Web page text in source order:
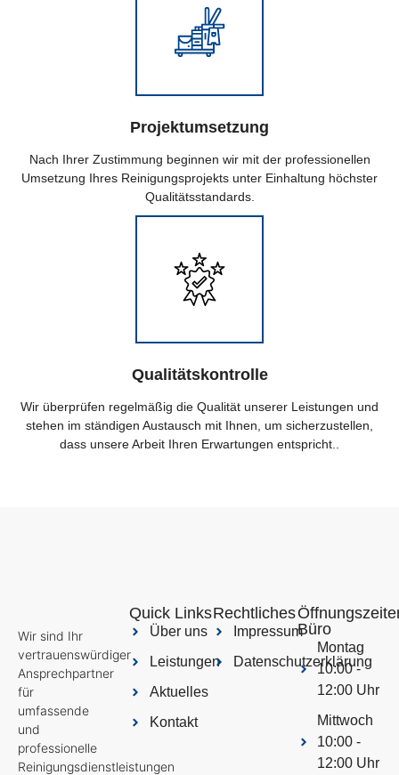
Projektumsetzung
Nach Ihrer Zustimmung beginnen wir mit der professionellen
Umsetzung Ihres Reinigungsprojekts unter Einhaltung höchster
Qualitätsstandards.
Qualitätskontrolle
Wir überprüfen regelmäßig die Qualität unserer Leistungen und
stehen im ständigen Austausch mit Ihnen, um sicherzustellen,
dass unsere Arbeit Ihren Erwartungen entspricht..
Wir sind Ihr
vertrauenswürdiger
Ansprechpartner
für
umfassende
und
professionelle
Reinigungsdienstleistungen
Quick Links
Über uns
Leistungen
Aktuelles
Kontakt
Rechtliches
Impressum
Datenschutzerklärung
Büro
Montag
10:00 -
12:00 Uhr
Mittwoch
10:00 -
12:00 Uhr